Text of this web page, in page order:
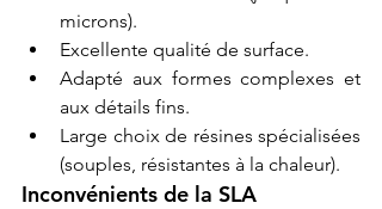
microns).
Excellente qualité de surface.
Adapté aux formes complexes et
aux détails fins.
Large choix de résines spécialisées
(souples, résistantes à la chaleur).
Inconvénients de la SLA